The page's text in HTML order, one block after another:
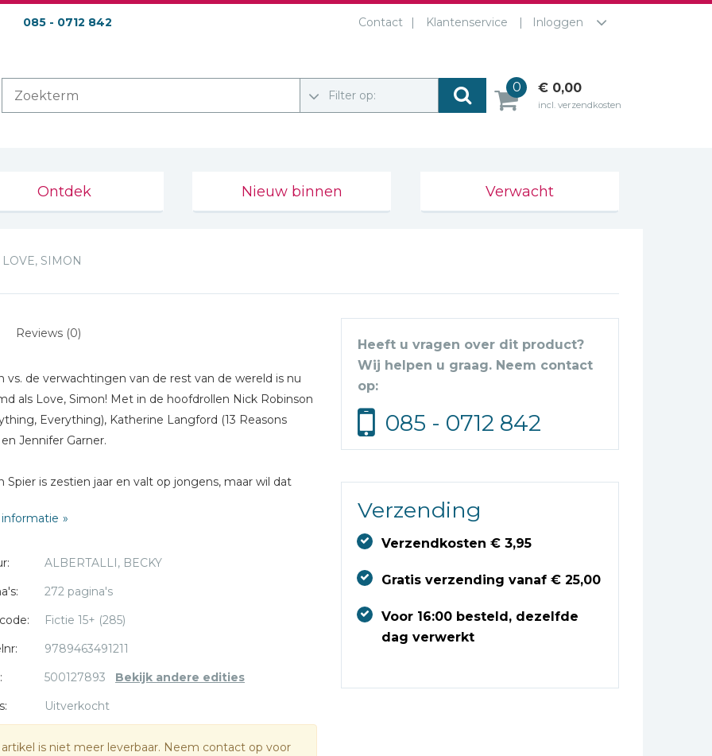
085 - 0712 842 Contact Klantenservice Inloggen
Filter op:
0 € 0,00
incl. verzendkosten
Ontdek Nieuw binnen Verwacht
LOVE, SIMON
Reviews (0)
vs. de verwachtingen van de rest van de wereld is nu
als Love, Simon! Met in de hoofdrollen Nick Robinson
Everything), Katherine Langford (13 Reasons
Jennifer Garner.
Spier is zestien jaar en valt op jongens, maar wil dat
aan zijn rol in de schoolmusical.) Maar dan belandt een
geheim opeens niet meer veilig. Zijn klasgenoot
chanteert hem: als Simon hem niet helpt met het
Abby), zorgt Martin ervoor dat de hele school op de
is van Simons geaardheid. En erger nog: van de
zal uit zijn comfortzone moeten stappen voordat hij
wordt. En dat alles terwijl hij langzaam maar
verliefd wordt op de meest verwarrende, maar leukste
ALBERTALLI, BECKY
272 pagina's
Fictie 15+ (285)
9789463491211
500127893 Bekijk andere edities
Uitverkocht
is niet meer leverbaar. Neem contact op voor
Heeft u vragen over dit product?
Wij helpen u graag. Neem contact
op:
085 - 0712 842
Verzending
Verzendkosten € 3,95
Gratis verzending vanaf € 25,00
Voor 16:00 besteld, dezelfde
dag verwerkt